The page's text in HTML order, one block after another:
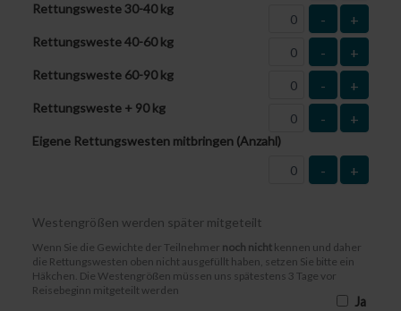
Rettungsweste 30-40 kg
- +
Rettungsweste 40-60 kg
- +
Rettungsweste 60-90 kg
- +
Rettungsweste + 90 kg
- +
Eigene Rettungswesten mitbringen (Anzahl)
- +
Westengrößen werden später mitgeteilt
Wenn Sie die Gewichte der Teilnehmer noch nicht kennen und daher
die Rettungswesten oben nicht ausgefüllt haben, setzen Sie bitte ein
Häkchen. Die Westengrößen müssen uns spätestens 3 Tage vor
Reisebeginn mitgeteilt werden
Ja